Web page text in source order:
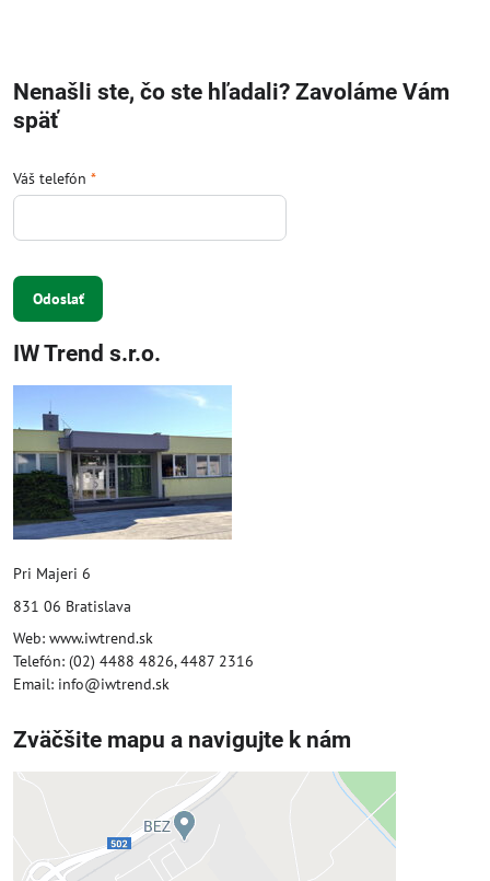
Nenašli ste, čo ste hľadali? Zavoláme Vám
späť
Váš telefón *
Odoslať
IW Trend s.r.o.
Pri Majeri 6
831 06 Bratislava
Web: www.iwtrend.sk
Telefón: (02) 4488 4826, 4487 2316
Email: info@iwtrend.sk
Zväčšite mapu a navigujte k nám
Externý obsah je blokovaný